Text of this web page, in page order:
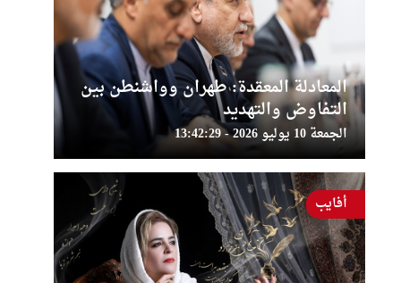
المعادلة المعقدة: طهران وواشنطن بين
التفاوض والتهديد
الجمعة 10 يوليو 2026 - 13:42:29
أفايب